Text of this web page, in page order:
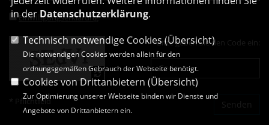
Einwilligungserklärung*
Bitte geben Sie den Code ein:
* Pflichtfeld
in der Datenschutzerklärung.
Technisch notwendige Cookies (Übersicht)
Die notwendigen Cookies werden allein für den
ordnungsgemäßen Gebrauch der Webseite benötigt.
Cookies von Drittanbietern (Übersicht)
Zur Optimierung unserer Webseite binden wir Dienste und
Angebote von Drittanbietern ein.